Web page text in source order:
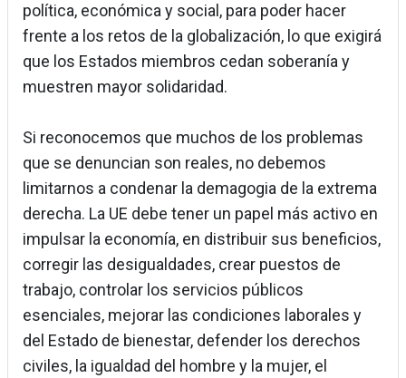
política, económica y social, para poder hacer
frente a los retos de la globalización, lo que exigirá
que los Estados miembros cedan soberanía y
muestren mayor solidaridad.
Si reconocemos que muchos de los problemas
que se denuncian son reales, no debemos
limitarnos a condenar la demagogia de la extrema
derecha. La UE debe tener un papel más activo en
impulsar la economía, en distribuir sus beneficios,
corregir las desigualdades, crear puestos de
trabajo, controlar los servicios públicos
esenciales, mejorar las condiciones laborales y
del Estado de bienestar, defender los derechos
civiles, la igualdad del hombre y la mujer, el